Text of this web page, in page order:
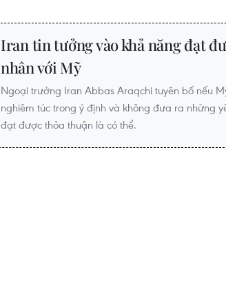
Iran tin tưởng vào khả năng đạt
nhân với Mỹ
Ngoại trưởng Iran Abbas Araqchi tuyên bố nếu
nghiêm túc trong ý định và không đưa ra những
đạt được thỏa thuận là có thể.